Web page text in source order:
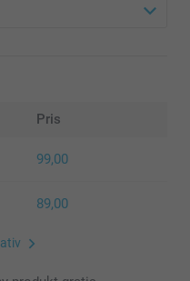
Pris
99,00
89,00